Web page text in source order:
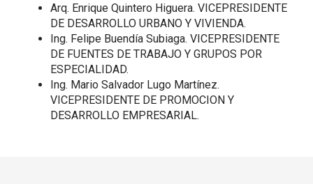
Arq. Enrique Quintero Higuera. VICEPRESIDENTE
DE DESARROLLO URBANO Y VIVIENDA.
Ing. Felipe Buendía Subiaga. VICEPRESIDENTE
DE FUENTES DE TRABAJO Y GRUPOS POR
ESPECIALIDAD.
Ing. Mario Salvador Lugo Martínez.
VICEPRESIDENTE DE PROMOCION Y
DESARROLLO EMPRESARIAL.